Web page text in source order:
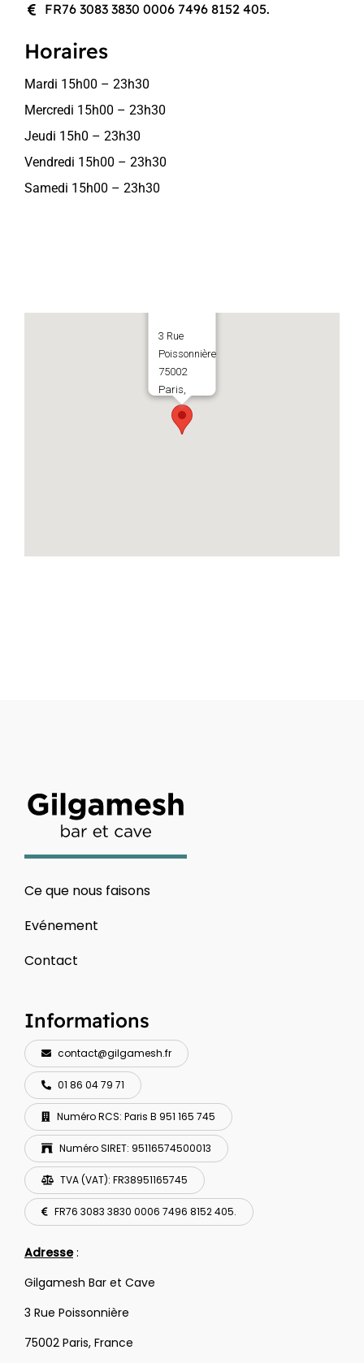
FR76 3083 3830 0006 7496 8152 405.
Horaires
Mardi 15h00 – 23h30
Mercredi 15h00 – 23h30
Jeudi 15h0 – 23h30
Vendredi 15h00 – 23h30
Samedi 15h00 – 23h30
3 Rue
Poissonnière
75002
Paris,
France
Ce que nous faisons
Evénement
Contact
Informations
contact@gilgamesh.fr
01 86 04 79 71
Numéro RCS: Paris B 951 165 745
Numéro SIRET: 95116574500013
TVA (VAT): FR38951165745
FR76 3083 3830 0006 7496 8152 405.
Adresse:
Gilgamesh Bar et Cave
3 Rue Poissonnière
75002 Paris, France